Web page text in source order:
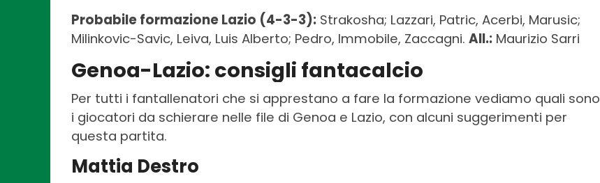
Probabile formazione Lazio (4-3-3): Strakosha; Lazzari, Patric, Acerbi, Marusic;
Milinkovic-Savic, Leiva, Luis Alberto; Pedro, Immobile, Zaccagni. All.: Maurizio Sarri
Genoa-Lazio: consigli fantacalcio
Per tutti i fantallenatori che si apprestano a fare la formazione vediamo quali sono
i giocatori da schierare nelle file di Genoa e Lazio, con alcuni suggerimenti per
questa partita.
Mattia Destro